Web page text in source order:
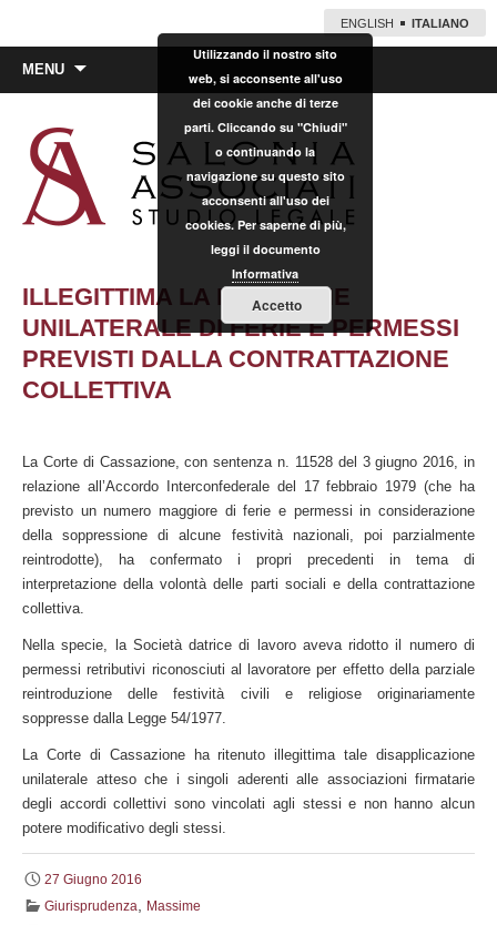
ENGLISH ITALIANO
MENU
ILLEGITTIMA LA RIDUZIONE
UNILATERALE DI FERIE E PERMESSI
PREVISTI DALLA CONTRATTAZIONE
COLLETTIVA
La Corte di Cassazione, con sentenza n. 11528 del 3 giugno 2016, in
relazione all’Accordo Interconfederale del 17 febbraio 1979 (che ha
previsto un numero maggiore di ferie e permessi in considerazione
della soppressione di alcune festività nazionali, poi parzialmente
reintrodotte), ha confermato i propri precedenti in tema di
interpretazione della volontà delle parti sociali e della contrattazione
collettiva.
Nella specie, la Società datrice di lavoro aveva ridotto il numero di
permessi retributivi riconosciuti al lavoratore per effetto della parziale
reintroduzione delle festività civili e religiose originariamente
soppresse dalla Legge 54/1977.
La Corte di Cassazione ha ritenuto illegittima tale disapplicazione
unilaterale atteso che i singoli aderenti alle associazioni firmatarie
degli accordi collettivi sono vincolati agli stessi e non hanno alcun
potere modificativo degli stessi.
27 Giugno 2016
Giurisprudenza
Massime
Utilizzando il nostro sito
web, si acconsente all'uso
dei cookie anche di terze
parti. Cliccando su "Chiudi"
o continuando la
navigazione su questo sito
acconsenti all'uso dei
cookies. Per saperne di più,
leggi il documento
Informativa
Accetto